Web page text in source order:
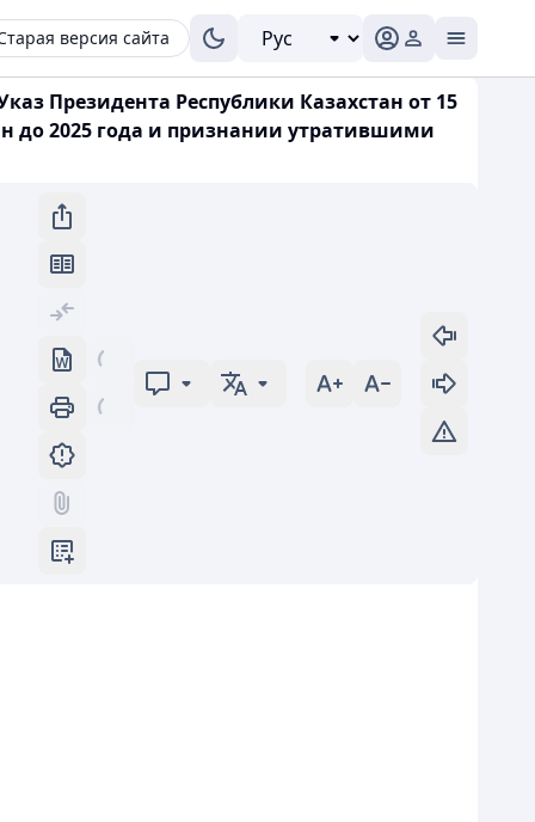
версия сайта
Президента Республики Казахстан от 15
до 2025 года и признании утратившими